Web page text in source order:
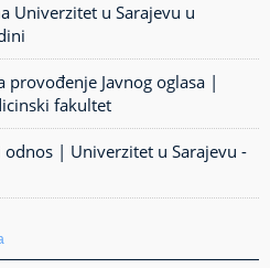
Univerzitet u Sarajevu u
provođenje Javnog oglasa |
fakultet
odnos | Univerzitet u Sarajevu -